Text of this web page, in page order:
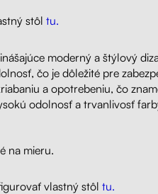
stôl tu.
moderný a štýlový
čo je dôležité pre
a opotrebeniu, čo
odolnosť a trvanlivosť
na mieru.
vlastný stôl tu.